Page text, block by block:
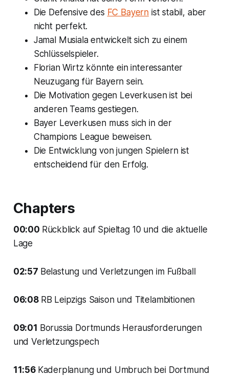
Die Defensive des FC Bayern ist stabil, aber
nicht perfekt.
Jamal Musiala entwickelt sich zu einem
Schlüsselspieler.
Florian Wirtz könnte ein interessanter
Neuzugang für Bayern sein.
Die Motivation gegen Leverkusen ist bei
anderen Teams gestiegen.
Bayer Leverkusen muss sich in der
Champions League beweisen.
Die Entwicklung von jungen Spielern ist
entscheidend für den Erfolg.
Chapters
00:00 Rückblick auf Spieltag 10 und die aktuelle
Lage
02:57 Belastung und Verletzungen im Fußball
06:08 RB Leipzigs Saison und Titelambitionen
09:01 Borussia Dortmunds Herausforderungen
und Verletzungspech
11:56 Kaderplanung und Umbruch bei Dortmund